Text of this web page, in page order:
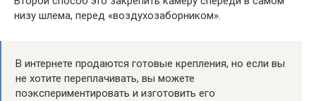
низу шлема, перед «воздухозаборником».
В интернете продаются готовые крепления, но если вы
не хотите переплачивать, вы можете
поэкспериментировать и изготовить его